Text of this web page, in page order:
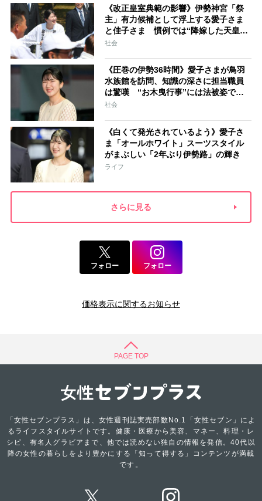
《改正皇室典範の影響》伊勢神宮「祭
主」有力候補として浮上する愛子さま
と佳子さま 慣例では“降嫁した天皇家
の女性”が就任「結婚と祭祀の狭間で思
社会
《圧巻の伊勢36時間》愛子さまが鳥羽
水族館を訪問、知識の深さに担当職員
は驚嘆 “お木曳行事”には法被姿で参
加「市民に交じって一生懸命引いてお
社会
《白くて発光されているよう》愛子さ
ま「オールホワイト」スーツスタイル
がまぶしい「2年ぶり伊勢路」の輝き
ライフ
さらに見る
フォロー フォロー
価格表示に関するお知らせ
PAGE TOP
「女性セブンプラス」は、女性週刊誌実売部数No.1「女性セブン」によ
るライフスタイルサイトです。健康・医療から美容、マネー、料理・レ
シピ、有名人グラビアまで、他では読めない独自の情報を発信。40代以
降の女性の暮らしをより豊かにする「知って得する」コンテンツが満載
です。